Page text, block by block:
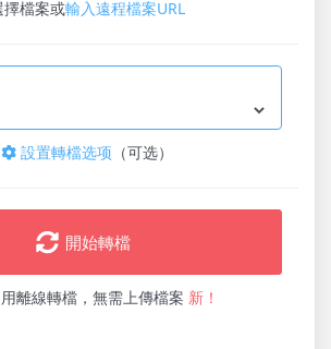
擇檔案或輸入遠程檔案URL
設置轉檔选项 （可选）
開始轉檔
離線轉檔，無需上傳檔案 新！